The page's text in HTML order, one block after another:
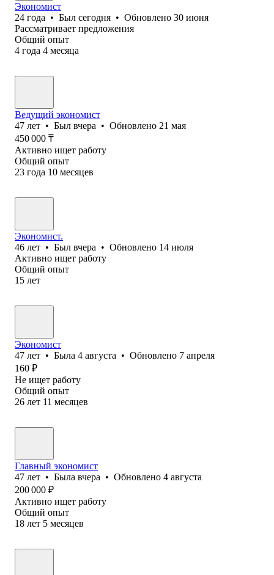
Экономист
24 года • Был сегодня • Обновлено 30 июня
Рассматривает предложения
Общий опыт
4 года 4 месяца
Ведущий экономист
47 лет • Был вчера • Обновлено 21 мая
450 000 ₸
Активно ищет работу
Общий опыт
23 года 10 месяцев
Экономист.
46 лет • Был вчера • Обновлено 14 июля
Активно ищет работу
Общий опыт
15 лет
Экономист
47 лет • Была 4 августа • Обновлено 7 апреля
160 ₽
Не ищет работу
Общий опыт
26 лет 11 месяцев
Главный экономист
47 лет • Была вчера • Обновлено 4 августа
200 000 ₽
Активно ищет работу
Общий опыт
18 лет 5 месяцев